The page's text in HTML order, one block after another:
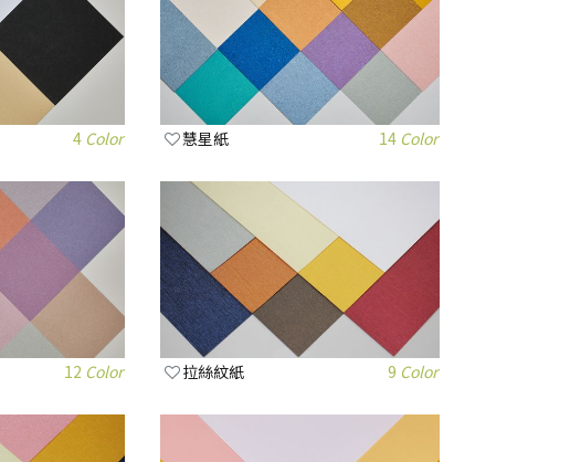
4 Color 慧星紙 14 Color
12 Color 拉絲紋紙 9 Color